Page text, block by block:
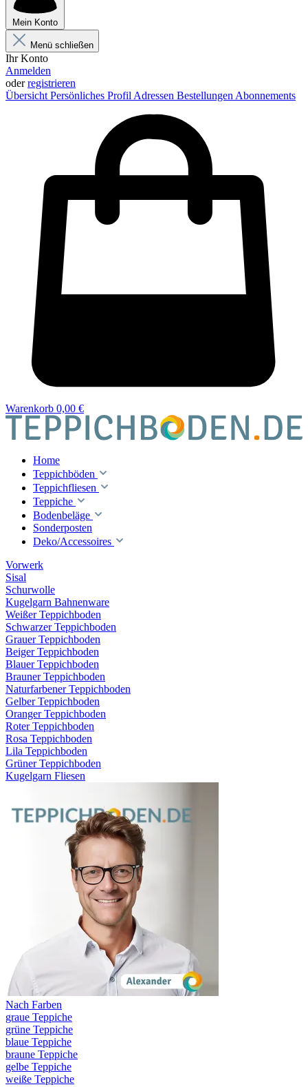
Mein Konto
Menü schließen
Ihr Konto
Anmelden
oderregistrieren
Übersicht Persönliches Profil Adressen Bestellungen Abonnements
Warenkorb 0,00 €
Home
Teppichböden
Teppichfliesen
Teppiche
Bodenbeläge
Sonderposten
Deko/Accessoires
Vorwerk
Sisal
Schurwolle
Kugelgarn Bahnenware
Weißer Teppichboden
Schwarzer Teppichboden
Grauer Teppichboden
Beiger Teppichboden
Blauer Teppichboden
Brauner Teppichboden
Naturfarbener Teppichboden
Gelber Teppichboden
Oranger Teppichboden
Roter Teppichboden
Rosa Teppichboden
Lila Teppichboden
Grüner Teppichboden
Kugelgarn Fliesen
Nach Farben
graue Teppiche
grüne Teppiche
blaue Teppiche
braune Teppiche
gelbe Teppiche
weiße Teppiche